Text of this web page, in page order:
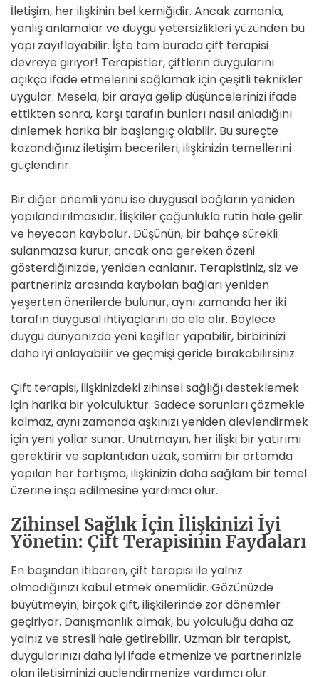
İletişim, her ilişkinin bel kemiğidir. Ancak zamanla,
yanlış anlamalar ve duygu yetersizlikleri yüzünden bu
yapı zayıflayabilir. İşte tam burada çift terapisi
devreye giriyor! Terapistler, çiftlerin duygularını
açıkça ifade etmelerini sağlamak için çeşitli teknikler
uygular. Mesela, bir araya gelip düşüncelerinizi ifade
ettikten sonra, karşı tarafın bunları nasıl anladığını
dinlemek harika bir başlangıç olabilir. Bu süreçte
kazandığınız iletişim becerileri, ilişkinizin temellerini
güçlendirir.
Bir diğer önemli yönü ise duygusal bağların yeniden
yapılandırılmasıdır. İlişkiler çoğunlukla rutin hale gelir
ve heyecan kaybolur. Düşünün, bir bahçe sürekli
sulanmazsa kurur; ancak ona gereken özeni
gösterdiğinizde, yeniden canlanır. Terapistiniz, siz ve
partneriniz arasında kaybolan bağları yeniden
yeşerten önerilerde bulunur, aynı zamanda her iki
tarafın duygusal ihtiyaçlarını da ele alır. Böylece
duygu dünyanızda yeni keşifler yapabilir, birbirinizi
daha iyi anlayabilir ve geçmişi geride bırakabilirsiniz.
Çift terapisi, ilişkinizdeki zihinsel sağlığı desteklemek
için harika bir yolculuktur. Sadece sorunları çözmekle
kalmaz, aynı zamanda aşkınızı yeniden alevlendirmek
için yeni yollar sunar. Unutmayın, her ilişki bir yatırımı
gerektirir ve saplantıdan uzak, samimi bir ortamda
yapılan her tartışma, ilişkinizin daha sağlam bir temel
üzerine inşa edilmesine yardımcı olur.
Zihinsel Sağlık İçin İlişkinizi İyi
Yönetin: Çift Terapisinin Faydaları
En başından itibaren, çift terapisi ile yalnız
olmadığınızı kabul etmek önemlidir. Gözünüzde
büyütmeyin; birçok çift, ilişkilerinde zor dönemler
geçiriyor. Danışmanlık almak, bu yolculuğu daha az
yalnız ve stresli hale getirebilir. Uzman bir terapist,
duygularınızı daha iyi ifade etmenize ve partnerinizle
olan iletişiminizi güçlendirmenize yardımcı olur.